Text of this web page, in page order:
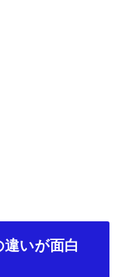
いが面白